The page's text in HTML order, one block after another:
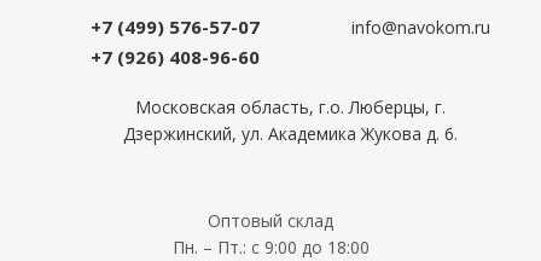
+7 (499) 576-57-07
+7 (926) 408-96-60
info@navokom.ru
Московская область, г.о. Люберцы, г.
Дзержинский, ул. Академика Жукова д. 6.
Оптовый склад
Пн. – Пт.: с 9:00 до 18:00